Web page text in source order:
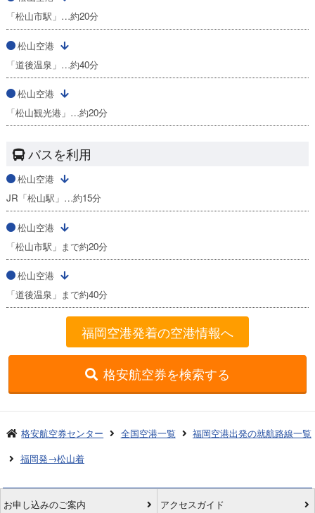
「松山市駅」…約20分
松山空港
「道後温泉」…約40分
松山空港
「松山観光港」…約20分
バスを利用
松山空港
JR「松山駅」…約15分
松山空港
「松山市駅」まで約20分
松山空港
「道後温泉」まで約40分
福岡空港発着の空港情報へ
格安航空券を検索する
格安航空券センター 全国空港一覧
福岡空港出発の就航路線一覧
福岡発→松山着
お申し込みのご案内 アクセスガイド